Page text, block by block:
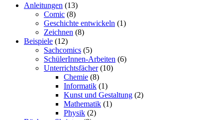
Anleitungen (13)
Comic (8)
Geschichte entwickeln (1)
Zeichnen (8)
Beispiele (12)
Sachcomics (5)
SchülerInnen-Arbeiten (6)
Unterrichtsfächer(10)
Chemie (8)
Informatik (1)
Kunst und Gestaltung (2)
Mathematik (1)
Physik (2)